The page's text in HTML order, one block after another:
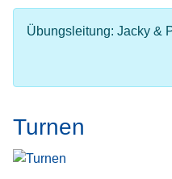
Übungsleitung: Jacky &
Turnen